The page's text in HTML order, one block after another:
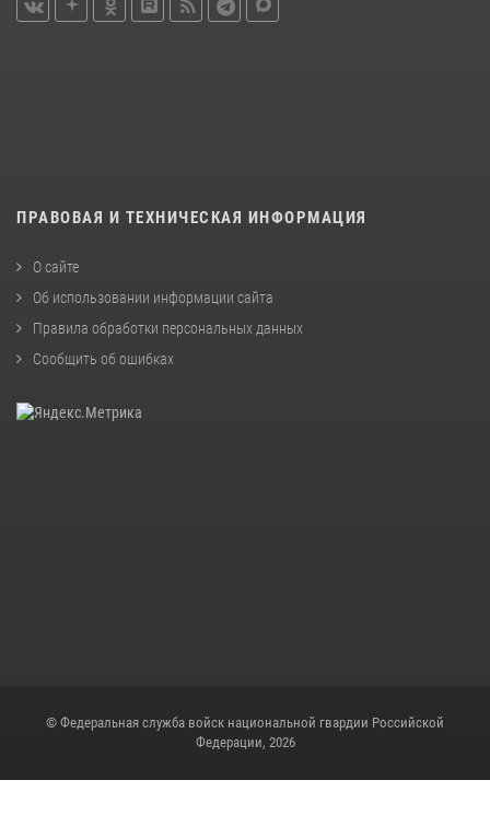
ПРАВОВАЯ И ТЕХНИЧЕСКАЯ ИНФОРМАЦИЯ
О сайте
Об использовании информации сайта
Правила обработки персональных данных
Сообщить об ошибках
© Федеральная служба войск национальной гвардии Российской
Федерации, 2026